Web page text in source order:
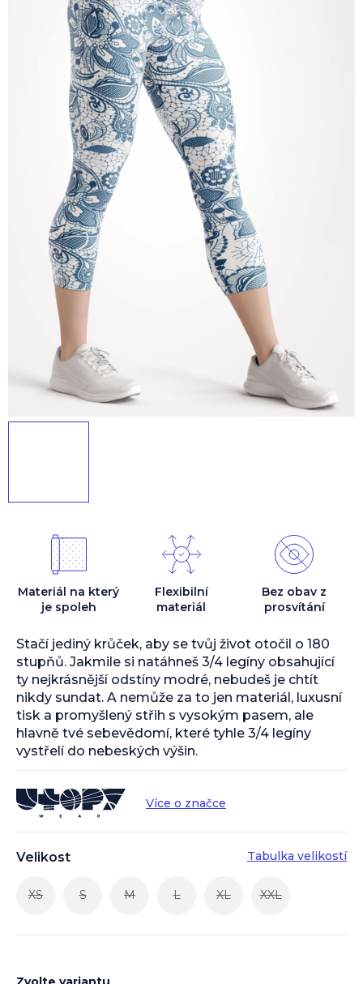
Velikost Tabulka velikostí
XS S M L XL XXL
Stačí jediný krůček, aby se tvůj život otočil o 180
stupňů. Jakmile si natáhneš 3/4 legíny obsahující
ty nejkrásnější odstíny modré, nebudeš je chtít
nikdy sundat. A nemůže za to jen materiál, luxusní
tisk a promyšlený střih s vysokým pasem, ale
hlavně tvé sebevědomí, které tyhle 3/4 legíny
vystřelí do nebeských výšin.
Více o značce
Materiál na který
je spoleh
Flexibilní
materiál
Bez obav z
prosvítání